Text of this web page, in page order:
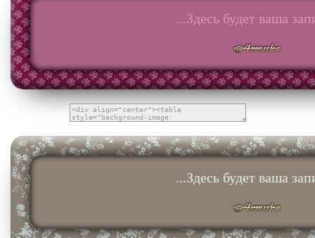
...Здесь будет ваша
...Здесь будет ваша